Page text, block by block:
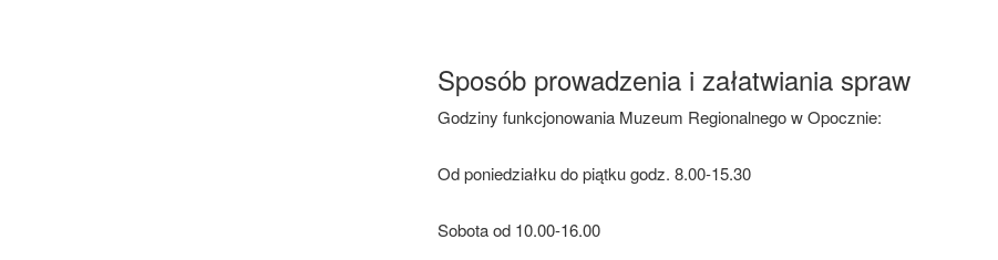
Sposób prowadzenia i załatwiania spraw
Godziny funkcjonowania Muzeum Regionalnego w Opocznie:
Od poniedziałku do piątku godz. 8.00-15.30
Sobota od 10.00-16.00